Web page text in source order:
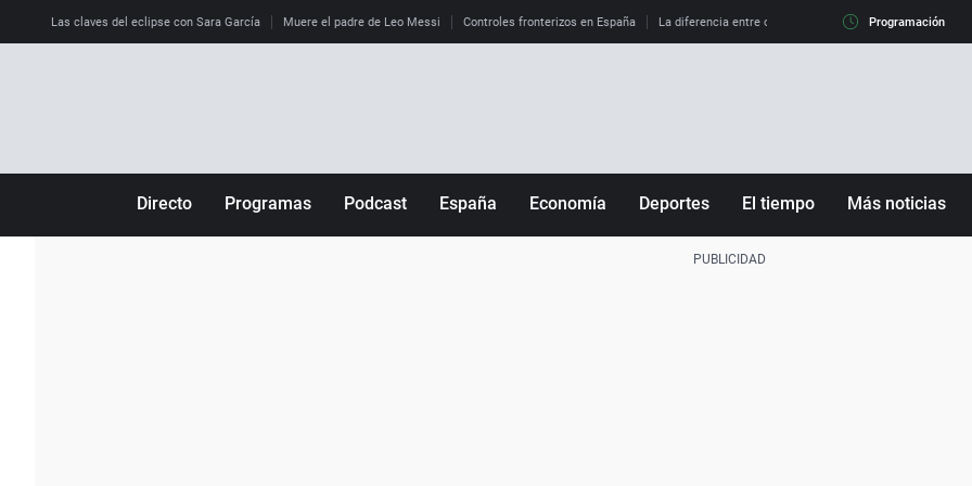
Las claves del eclipse con Sara García Muere el padre de Leo Messi Controles fronterizos en España La diferencia entre observar el eclipse al 99% y al 100%
Programación
Directo Programas Podcast España Economía Deportes El tiempo Más noticias